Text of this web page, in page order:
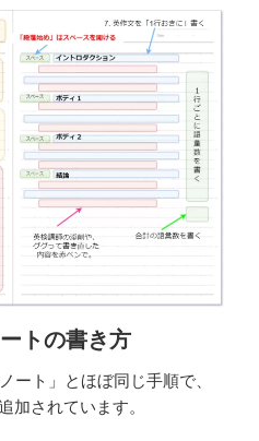
トの書き方
ート」とほぼ同じ手順で、
加されています。